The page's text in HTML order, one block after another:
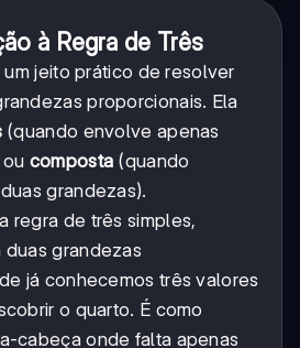
à Regra de Três
jeito prático de resolver
proporcionais. Ela
(quando envolve apenas
composta (quando
grandezas).
regra de três simples,
duas grandezas
já conhecemos três valores
o quarto. É como
cabeça onde falta apenas